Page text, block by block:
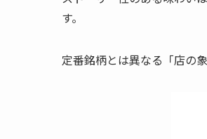
す。
定番銘柄とは異なる「店の